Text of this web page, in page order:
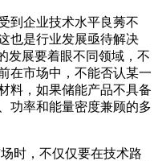
到企业技术水平良莠不
也是行业发展亟待解决
发展要着眼不同领域，不
在市场中，不能否认某一
料，如果储能产品不具备
功率和能量密度兼顾的多
时，不仅仅要在技术路